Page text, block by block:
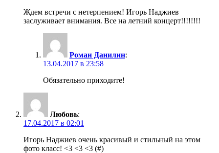
Ждем встречи с нетерпением! Игорь Наджиев
заслуживает внимания. Все на летний концерт!!!!!!!!
Роман Данилин:
13.04.2017 в 23:58
Обязательно приходите!
Любовь:
17.04.2017 в 02:01
Игорь Наджиев очень красивый и стильный на этом
фото класс! <3 <3 <3 (#)